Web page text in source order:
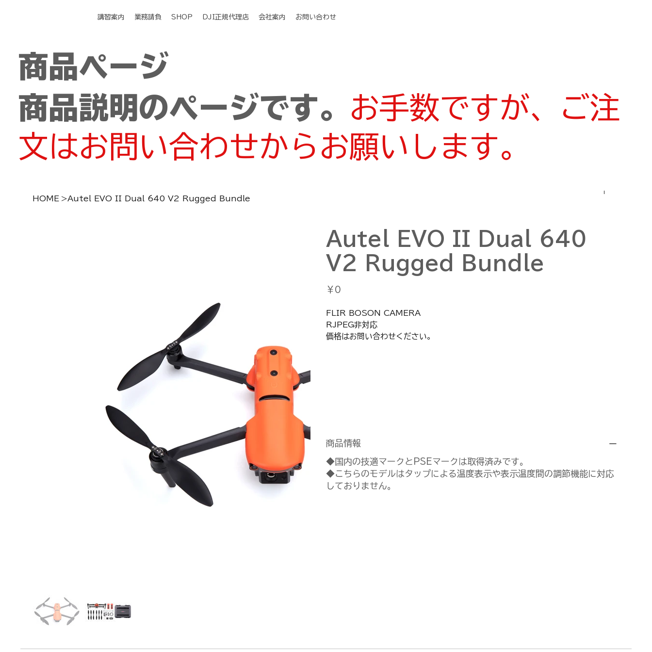
講習案内 業務請負 SHOP DJI正規代理店 会社案内 お問い合わせ
商品ページ
商品説明のページです。 お手数ですが、ご注
文はお問い合わせからお願いします。
HOME >Autel EVO II Dual 640 V2 Rugged Bundle
Autel EVO II Dual 640
V2 Rugged Bundle
格
￥0
FLIR BOSON CAMERA
RJPEG非対応
価格はお問い合わせください。
商品情報
◆国内の技適マークとPSEマークは取得済みです。
◆こちらのモデルはタップによる温度表示や表示温度間の調節機能に対応
しておりません。